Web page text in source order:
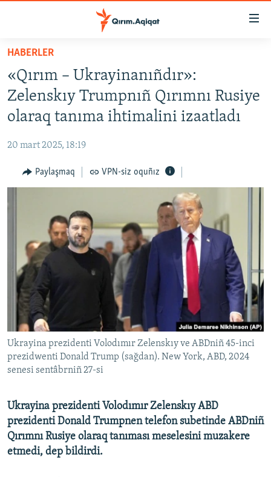
Esas
qaytmaq
Baş
navigatsiyağa
qaytmaq
Qıdıruvğa
SİYASET
İQTİSADİYAT
MEDENİYET
İNSAN AQLARI
BLOGLAR
FİKİR
Русский
Українською
QOŞULIÑIZ!
RFE/RS bütün saytları
HABERLER
«Qırım – Ukrayinanıñdır»:
Zelenskıy Trumpnıñ Qırımnı Rusiye
olaraq tanıma ihtimalini izaatladı
20 mart 2025, 18:19
Paylaşmaq VPN-siz oquñız
Ukrayina prezidenti Volodımır Zelenskıy ve ABDniñ 45-inci
prezidwenti Donald Trump (sağdan). New York, ABD, 2024
senesi sentâbrniñ 27-si
Ukrayina prezidenti Volodımır Zelenskıy ABD
prezidenti Donald Trumpnen telefon subetinde ABDniñ
Qırımnı Rusiye olaraq tanıması meselesini muzakere
etmedi, dep bildirdi.